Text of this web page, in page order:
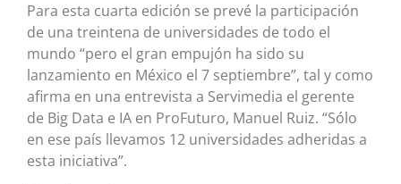
Para esta cuarta edición se prevé la participación
de una treintena de universidades de todo el
mundo “pero el gran empujón ha sido su
lanzamiento en México el 7 septiembre”, tal y como
afirma en una entrevista a Servimedia el gerente
de Big Data e IA en ProFuturo, Manuel Ruiz. “Sólo
en ese país llevamos 12 universidades adheridas a
esta iniciativa”.